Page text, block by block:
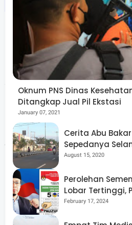
Menurut dia, Indonesia tidak
sebagai pasar ekspor. Namun,
produsen OPEC dan letaknya di
Hormuz membuat setiap
meningkatkan premi risiko (risk
dunia.
Rizal menegaskan, eskalasi
Indonesia pada dasarnya bukan
Oknum PNS Dinas
Ditangkap Jual Pil Ekstasi
January 07, 2021
Cerita Abu
Sepedanya
Menggelorakan
August 15, 2020
Perolehan
Lobar Tertinggi,
Berpeluang
February 17, 2024